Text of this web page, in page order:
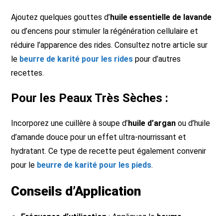
Ajoutez quelques gouttes d’huile essentielle de lavande
ou d’encens pour stimuler la régénération cellulaire et
réduire l’apparence des rides. Consultez notre article sur
le beurre de karité pour les rides pour d’autres
recettes.
Pour les Peaux Très Sèches :
Incorporez une cuillère à soupe d’huile d’argan ou d’huile
d’amande douce pour un effet ultra-nourrissant et
hydratant. Ce type de recette peut également convenir
pour le beurre de karité pour les pieds.
Conseils d’Application